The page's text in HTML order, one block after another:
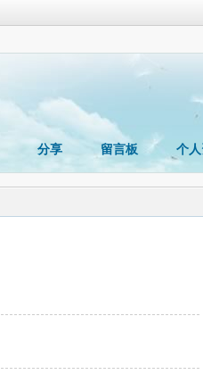
分享 留言板 个